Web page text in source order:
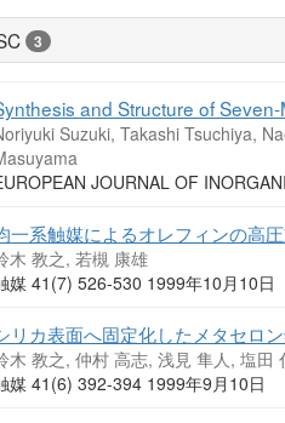
3
and Structure of
Suzuki, Takashi Tsuchiya,
JOURNAL OF
一系触媒によるオレフィンの高
木 教之, 若槻 康雄
媒 41(7) 526-530 1999年10月10日
リカ表面へ固定化したメタセロ
木 教之, 仲村 高志, 浅見 隼人, 塩田
媒 41(6) 392-394 1999年9月10日